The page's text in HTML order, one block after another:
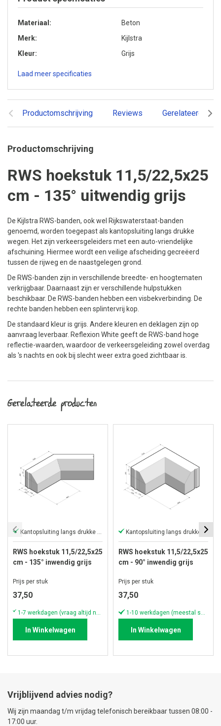
Productomschrijving Reviews Gerelateerde
Productomschrijving
RWS hoekstuk 11,5/22,5x25
cm - 135° uitwendig grijs
De Kijlstra RWS-banden, ook wel Rijkswaterstaat-banden
genoemd, worden toegepast als kantopsluiting langs drukke
wegen. Het zijn verkeersgeleiders met een auto-vriendelijke
afschuining. Hiermee wordt een veilige afscheiding gecreëerd
tussen de rijweg en de naastgelegen grond.
De RWS-banden zijn in verschillende breedte- en hoogtematen
verkrijgbaar. Daarnaast zijn er verschillende hulpstukken
beschikbaar. De RWS-banden hebben een visbekverbinding. De
rechte banden hebben een splintervrij kop.
De standaard kleur is grijs. Andere kleuren en deklagen zijn op
aanvraag leverbaar. Reflexion White geeft de RWS-band hoge
reflectie-waarden, waardoor de verkeersgeleiding zowel overdag
als 's nachts en ook bij slecht weer extra goed zichtbaar is.
Materiaal
Beton
Merk
Kijlstra
Kleur
Grijs
Laad meer specificaties
Gerelateerde producten
Kantopsluiting langs drukke wegen
RWS hoekstuk 11,5/22,5x25
cm - 135° inwendig grijs
Prijs per stuk
37,50
In Winkelwagen
Kantopsluiting langs drukke wegen
RWS hoekstuk 11,5/22,5x25
cm - 90° inwendig grijs
Prijs per stuk
37,50
In Winkelwagen
Vrijblijvend advies nodig?
Wij zijn maandag t/m vrijdag telefonisch bereikbaar tussen 08:00 -
17:00 uur.